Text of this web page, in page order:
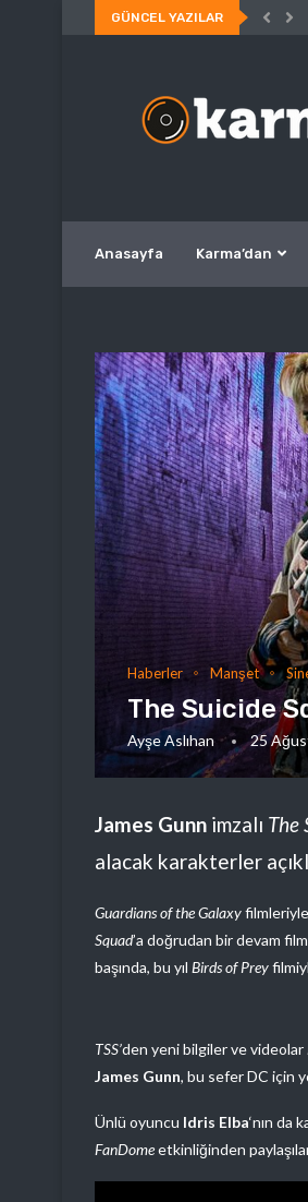
GÜNCEL YAZILAR
Anasayfa Karma’dan
Haberler Manşet
The Suicide
Ayşe Aslıhan 25
James Gunn imzalı The
alacak karakterler
Guardians of the Galaxy
Squad’a doğrudan bir devam
başında, bu yıl Birds of Prey
TSS’den yeni bilgiler ve videolar
James Gunn, bu sefer DC için
Ünlü oyuncu Idris Elba‘nın da
FanDomeetkinliğinden